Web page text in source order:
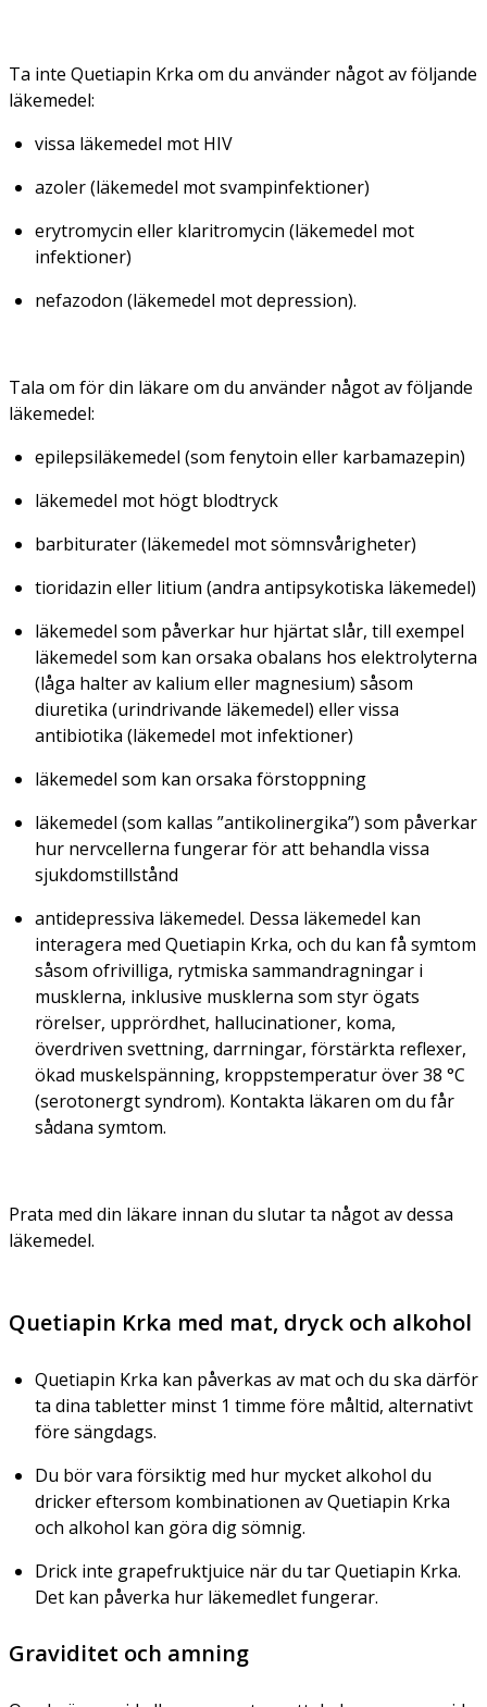
Ta inte Quetiapin Krka om du använder något av följande
läkemedel:
vissa läkemedel mot HIV
azoler (läkemedel mot svampinfektioner)
erytromycin eller klaritromycin (läkemedel mot
infektioner)
nefazodon (läkemedel mot depression).
Tala om för din läkare om du använder något av följande
läkemedel:
epilepsiläkemedel (som fenytoin eller karbamazepin)
läkemedel mot högt blodtryck
barbiturater (läkemedel mot sömnsvårigheter)
tioridazin eller litium (andra antipsykotiska läkemedel)
läkemedel som påverkar hur hjärtat slår, till exempel
läkemedel som kan orsaka obalans hos elektrolyterna
(låga halter av kalium eller magnesium) såsom
diuretika (urindrivande läkemedel) eller vissa
antibiotika (läkemedel mot infektioner)
läkemedel som kan orsaka förstoppning
läkemedel (som kallas ”antikolinergika”) som påverkar
hur nervcellerna fungerar för att behandla vissa
sjukdomstillstånd
antidepressiva läkemedel. Dessa läkemedel kan
interagera med Quetiapin Krka, och du kan få symtom
såsom ofrivilliga, rytmiska sammandragningar i
musklerna, inklusive musklerna som styr ögats
rörelser, upprördhet, hallucinationer, koma,
överdriven svettning, darrningar, förstärkta reflexer,
ökad muskelspänning, kroppstemperatur över 38 °C
(serotonergt syndrom). Kontakta läkaren om du får
sådana symtom.
Prata med din läkare innan du slutar ta något av dessa
läkemedel.
Quetiapin Krka med mat, dryck och alkohol
Quetiapin Krka kan påverkas av mat och du ska därför
ta dina tabletter minst 1 timme före måltid, alternativt
före sängdags.
Du bör vara försiktig med hur mycket alkohol du
dricker eftersom kombinationen av Quetiapin Krka
och alkohol kan göra dig sömnig.
Drick inte grapefruktjuice när du tar Quetiapin Krka.
Det kan påverka hur läkemedlet fungerar.
Graviditet och amning